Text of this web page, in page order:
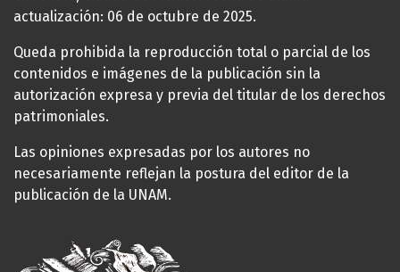
actualización: 06 de octubre de 2025.
Queda prohibida la reproducción total o parcial de los
contenidos e imágenes de la publicación sin la
autorización expresa y previa del titular de los derechos
patrimoniales.
Las opiniones expresadas por los autores no
necesariamente reflejan la postura del editor de la
publicación de la UNAM.